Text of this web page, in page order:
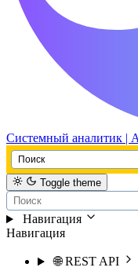
Системный аналитик |
Toggle theme
Навигация
Навигация
🌐 REST API